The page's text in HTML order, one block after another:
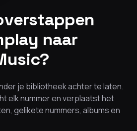
naar
je bibliotheek achter te laten.
elk nummer en verplaatst het
gelikete nummers, albums en